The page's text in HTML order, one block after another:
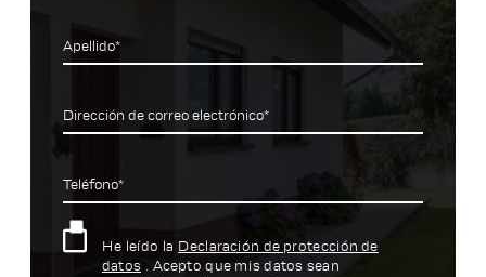
Apellido*
Dirección de correo electrónico*
Teléfono*
He leído la Declaración de protección de
datos . Acepto que mis datos sean